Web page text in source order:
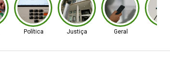
Política Justiça Geral